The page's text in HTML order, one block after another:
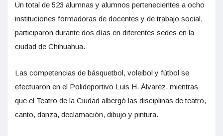
Un total de 523 alumnas y alumnos pertenecientes a ocho
instituciones formadoras de docentes y de trabajo social,
participaron durante dos días en diferentes sedes en la
ciudad de Chihuahua.
Las competencias de básquetbol, voleibol y fútbol se
efectuaron en el Polideportivo Luis H. Álvarez, mientras
que el Teatro de la Ciudad albergó las disciplinas de teatro,
canto, danza, declamación, dibujo y pintura.